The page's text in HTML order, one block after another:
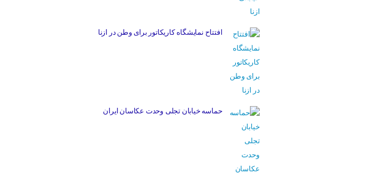
افتتاح نمایشگاه کاریکاتور برای وطن در ازنا
حماسه خیابان تجلی وحدت عکاسان ایران